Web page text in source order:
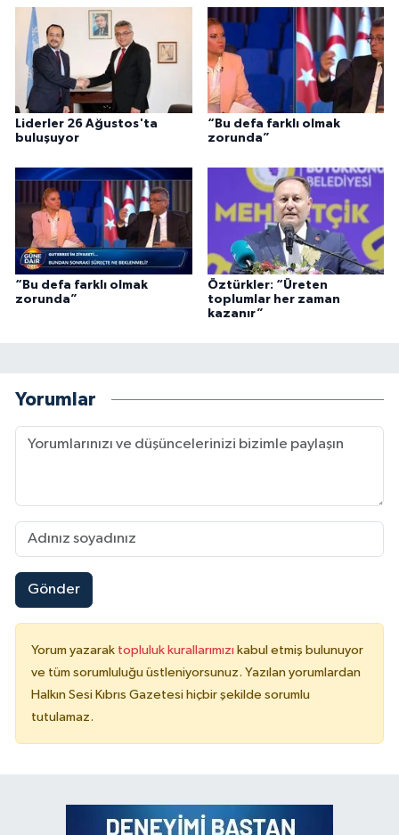
Liderler 26 Ağustos'ta
buluşuyor
“Bu defa farklı olmak
zorunda”
“Bu defa farklı olmak
zorunda”
Öztürkler: “Üreten
toplumlar her zaman
kazanır”
Yorumlar
Gönder
Yorum yazarak topluluk kurallarımızı kabul etmiş bulunuyor
ve tüm sorumluluğu üstleniyorsunuz. Yazılan yorumlardan
Halkın Sesi Kıbrıs Gazetesi hiçbir şekilde sorumlu
tutulamaz.